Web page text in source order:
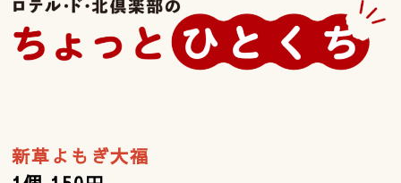
新草よもぎ大福